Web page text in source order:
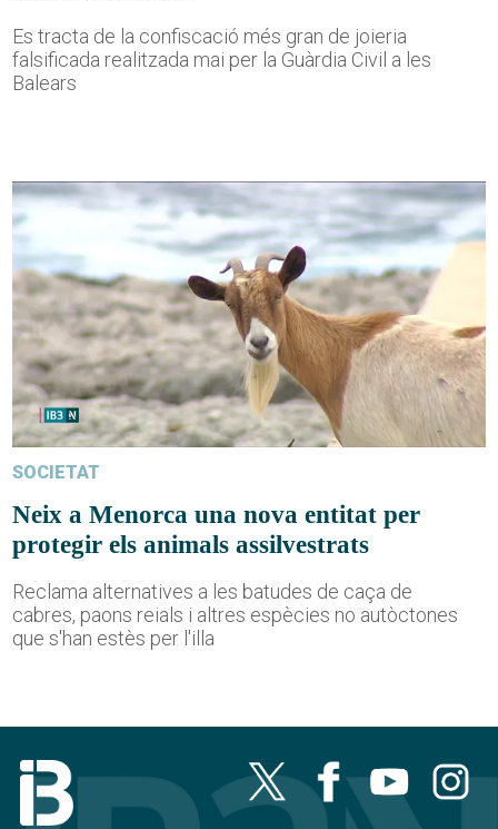
Es tracta de la confiscació més gran de joieria
falsificada realitzada mai per la Guàrdia Civil a les
Balears
SOCIETAT
Neix a Menorca una nova entitat per
protegir els animals assilvestrats
Reclama alternatives a les batudes de caça de
cabres, paons reials i altres espècies no autòctones
que s'han estès per l'illa